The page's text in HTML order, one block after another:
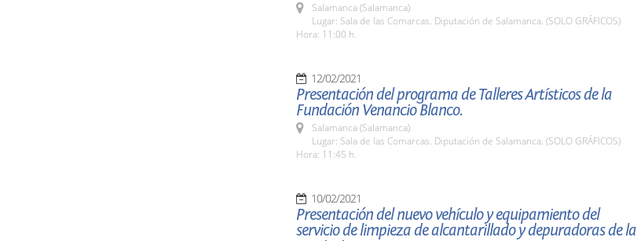
Salamanca (Salamanca)
Lugar: Sala de las Comarcas. Diputación de Salamanca. (SOLO GRÁFICOS)
Hora: 11:00 h.
12/02/2021
Presentación del programa de Talleres Artísticos de la
Fundación Venancio Blanco.
Salamanca (Salamanca)
Lugar: Sala de las Comarcas. Diputación de Salamanca. (SOLO GRÁFICOS)
Hora: 11:45 h.
10/02/2021
Presentación del nuevo vehículo y equipamiento del
servicio de limpieza de alcantarillado y depuradoras de la